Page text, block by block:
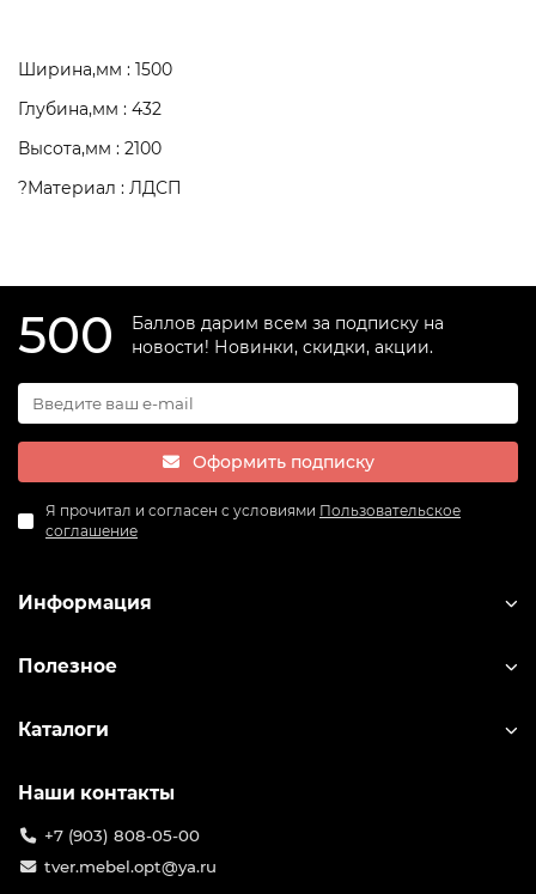
Ширина,мм : 1500
Глубина,мм : 432
Высота,мм : 2100
?Материал : ЛДСП
500
Баллов дарим всем за подписку на
новости! Новинки, скидки, акции.
Оформить подписку
Я прочитал и согласен с условиями Пользовательское
соглашение
Информация
Полезное
Каталоги
Наши контакты
+7 (903) 808-05-00
tver.mebel.opt@ya.ru